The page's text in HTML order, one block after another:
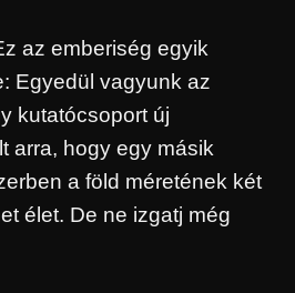
az emberiség egyik
Egyedül vagyunk az
kutatócsoport új
arra, hogy egy másik
a föld méretének két
élet. De ne izgatj még